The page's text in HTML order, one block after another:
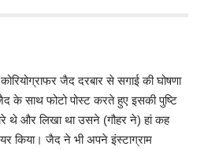
जैद दरबार से सगाई की घोषणा
के साथ फोटो पोस्ट करते हुए इसकी पुष्टि
थे और लिखा था उसने (गौहर ने) हां कह
किया। जैद ने भी अपने इंस्टाग्राम